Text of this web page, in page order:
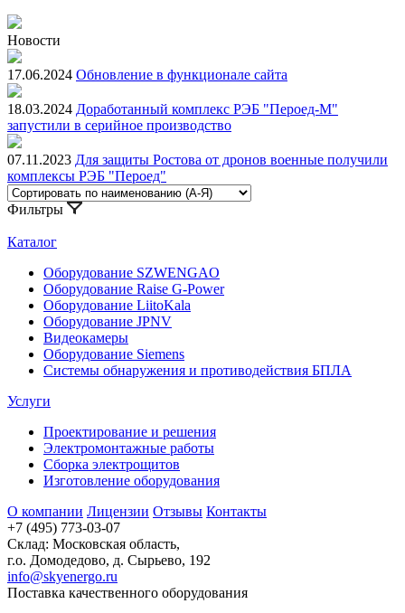
Новости
17.06.2024 Обновление в функционале сайта
18.03.2024 Доработанный комплекс РЭБ "Пероед-М"
запустили в серийное производство
07.11.2023 Для защиты Ростова от дронов военные получили
комплексы РЭБ "Пероед"
Фильтры
Каталог
Оборудование SZWENGAO
Оборудование Raise G-Power
Оборудование LiitoKala
Оборудование JPNV
Видеокамеры
Оборудование Siemens
Системы обнаружения и противодействия БПЛА
Услуги
Проектирование и решения
Электромонтажные работы
Сборка электрощитов
Изготовление оборудования
О компании Лицензии Отзывы Контакты
+7 (495) 773-03-07
Склад: Московская область,
г.о. Домодедово, д. Сырьево, 192
info@skyenergo.ru
Поставка качественного оборудования